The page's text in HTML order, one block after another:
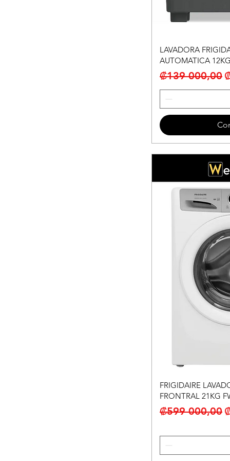
LAVADORA
AUTOMATICA
Precio
₡139 000,00
FRIGIDAIRE
FRONTRAL 21KG
Precio
₡599 000,00